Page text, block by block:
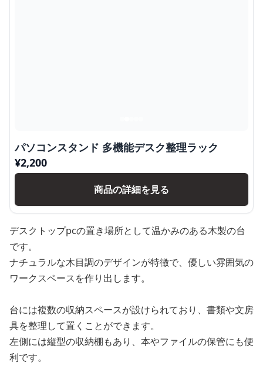
パソコンスタンド 多機能デスク整理ラック
¥2,200
商品の詳細を見る
デスクトップpcの置き場所として温かみのある木製の台
です。
ナチュラルな木目調のデザインが特徴で、優しい雰囲気の
ワークスペースを作り出します。
台には複数の収納スペースが設けられており、書類や文房
具を整理して置くことができます。
左側には縦型の収納棚もあり、本やファイルの保管にも便
利です。